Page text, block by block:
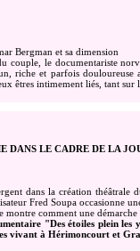
Bergman et sa dimension
couple, le documentariste
riche et parfois
êtres intimement liés, tant
DANS LE CADRE DE LA
dans la création
Fred Soupa occasionne
montre comment une
"Des étoiles plein
vivant à Hérimoncourt et